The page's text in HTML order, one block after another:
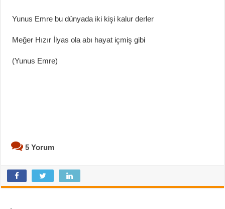
Yunus Emre bu dünyada iki kişi kalur derler
Meğer Hızır İlyas ola abı hayat içmiş gibi
(Yunus Emre)
5 Yorum